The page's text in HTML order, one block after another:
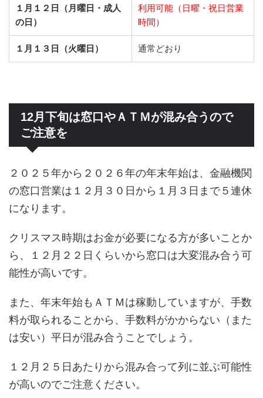
１月１２日（月曜日・成人
の日）
利用可能（日曜・祝日営業
時間）
１月１３日（火曜日） 通常どおり
12月下旬は窓口やＡＴＭが混み合うので
ご注意を
２０２５年から２０２６年の年末年始は、金融機関
の窓口営業は１２月３０日から１月３日まで５連休
になります。
クリスマス時期はお金が必要になる方が多いことか
ら、１２月２２日くらいから窓口は大変混み合う可
能性が高いです。
また、年末年始もＡＴＭは稼動していますが、手数
料が取られることから、手数料がかからない（また
は安い）平日が混み合うことでしょう。
１２月２５日あたりから混み合って列に並ぶ可能性
が高いのでご注意ください。